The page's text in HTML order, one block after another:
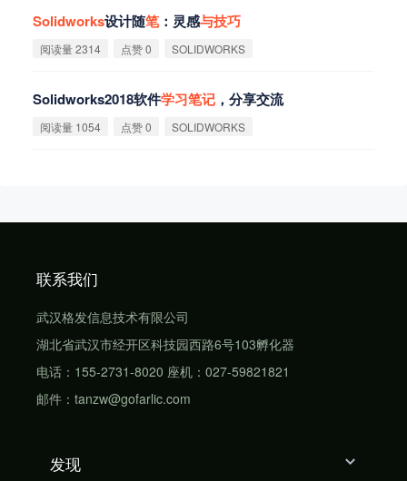
Solidworks设计随笔：灵感与技巧
阅读量 2314 点赞 0 SOLIDWORKS
Solidworks2018软件学习笔记 ，分享交流
阅读量 1054 点赞 0 SOLIDWORKS
联系我们
武汉格发信息技术有限公司
湖北省武汉市经开区科技园西路6号103孵化器
电话：155-2731-8020 座机：027-59821821
邮件：tanzw@gofarlic.com
发现